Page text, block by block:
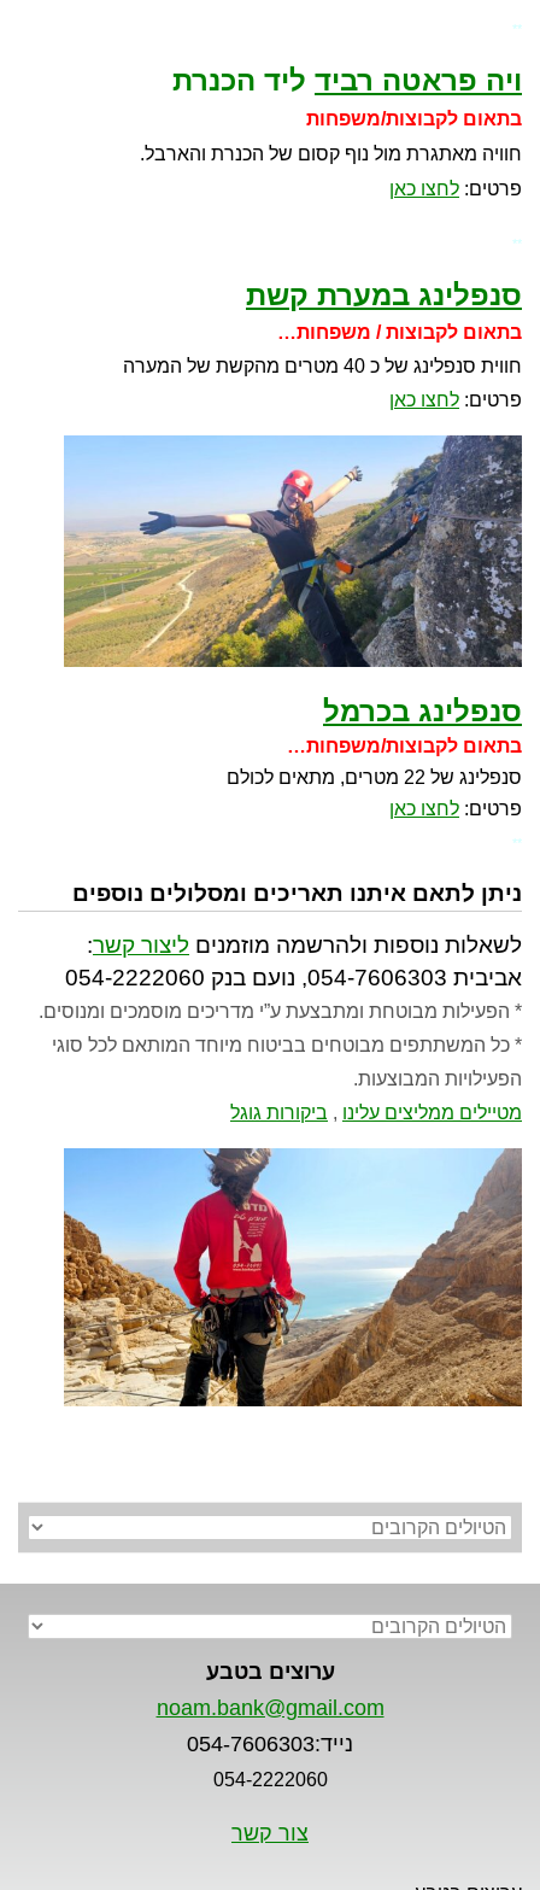
**
ויה פראטה רביד ליד הכנרת
בתאום לקבוצות/משפחות
חוויה מאתגרת מול נוף קסום של הכנרת והארבל.
פרטים: לחצו כאן
**
סנפלינג במערת קשת
בתאום לקבוצות / משפחות…
חווית סנפלינג של כ 40 מטרים מהקשת של המערה
פרטים: לחצו כאן
סנפלינג בכרמל
בתאום לקבוצות/משפחות…
סנפלינג של 22 מטרים, מתאים לכולם
פרטים: לחצו כאן
**
ניתן לתאם איתנו תאריכים ומסלולים נוספים
לשאלות נוספות ולהרשמה מוזמנים ליצור קשר:
אביבית 054-7606303, נועם בנק 054-2222060
* הפעילות מבוטחת ומתבצעת ע”י מדריכים מוסמכים ומנוסים.
* כל המשתתפים מבוטחים בביטוח מיוחד המותאם לכל סוגי
הפעילויות המבוצעות.
מטיילים ממליצים עלינו , ביקורות גוגל
ערוצים בטבע
noam.bank@gmail.com
נייד:054-7606303
054-2222060
צור קשר